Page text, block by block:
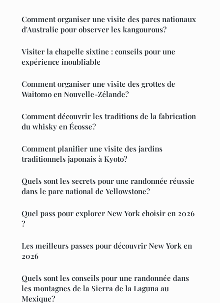
Comment organiser une visite des parcs nationaux
d'Australie pour observer les kangourous?
Visiter la chapelle sixtine : conseils pour une
expérience inoubliable
Comment organiser une visite des grottes de
Waitomo en Nouvelle-Zélande?
Comment découvrir les traditions de la fabrication
du whisky en Écosse?
Comment planifier une visite des jardins
traditionnels japonais à Kyoto?
Quels sont les secrets pour une randonnée réussie
dans le parc national de Yellowstone?
Quel pass pour explorer New York choisir en 2026
?
Les meilleurs passes pour découvrir New York en
2026
Quels sont les conseils pour une randonnée dans
les montagnes de la Sierra de la Laguna au
Mexique?